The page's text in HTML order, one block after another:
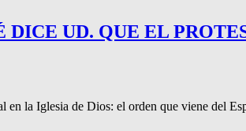
DICE UD. QUE EL
en la Iglesia de Dios: el orden que viene del